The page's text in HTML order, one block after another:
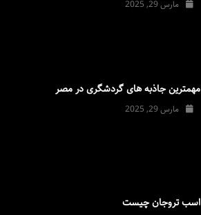
مارس 29, 2025
مهمترین جاذبه های گردشگری در مصر
مارس 29, 2025
اسب تروجان چیست